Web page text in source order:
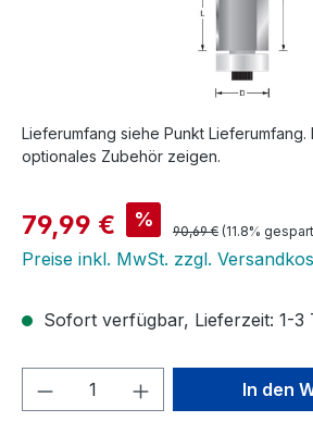
Lieferumfang siehe Punkt Lieferumfang.
optionales Zubehör zeigen.
Verkaufspreis:
79,99 € % Regulärer Preis:
90,69 € (11.8%
Preise inkl. MwSt. zzgl.
Sofort verfügbar, Lieferzeit: 1-3
Produkt Anzahl: GibIn den